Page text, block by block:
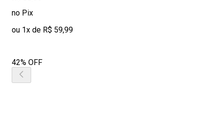
no Pix
ou 1x de R$ 59,99
42% OFF